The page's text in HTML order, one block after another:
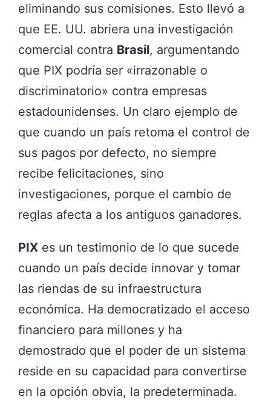
eliminando sus comisiones. Esto llevó a
que EE. UU. abriera una investigación
comercial contra Brasil, argumentando
que PIX podría ser «irrazonable o
discriminatorio» contra empresas
estadounidenses. Un claro ejemplo de
que cuando un país retoma el control de
sus pagos por defecto, no siempre
recibe felicitaciones, sino
investigaciones, porque el cambio de
reglas afecta a los antiguos ganadores.
PIX es un testimonio de lo que sucede
cuando un país decide innovar y tomar
las riendas de su infraestructura
económica. Ha democratizado el acceso
financiero para millones y ha
demostrado que el poder de un sistema
reside en su capacidad para convertirse
en la opción obvia, la predeterminada.